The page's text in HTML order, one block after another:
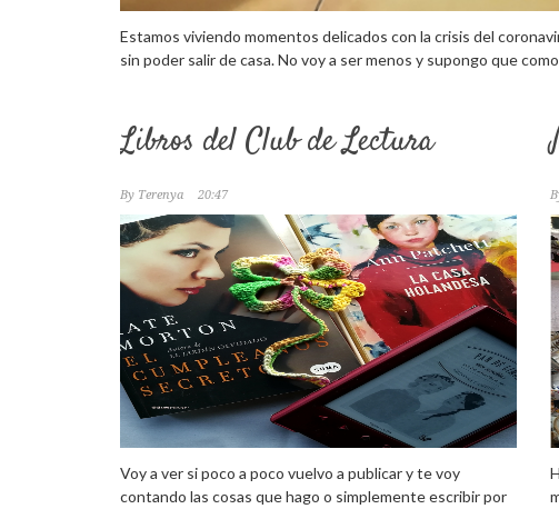
Estamos viviendo momentos delicados con la crisis del
sin poder salir de casa. No voy a ser menos y supongo que
Libros del Club de Lectura
By Terenya 20:47
Voy a ver si poco a poco vuelvo a publicar y te voy
contando las cosas que hago o simplemente escribir por